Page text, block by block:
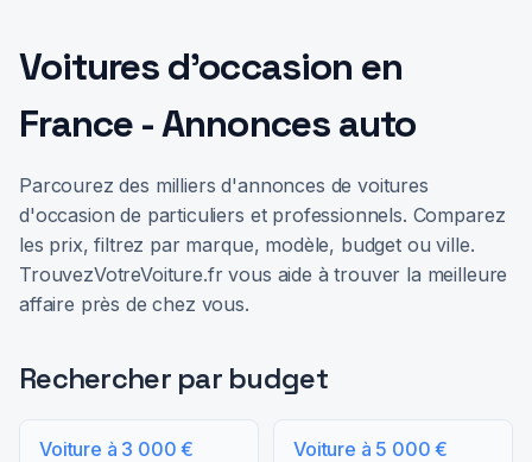
Voitures d'occasion en
France - Annonces auto
Parcourez des milliers d'annonces de voitures
d'occasion de particuliers et professionnels. Comparez
les prix, filtrez par marque, modèle, budget ou ville.
TrouvezVotreVoiture.fr vous aide à trouver la meilleure
affaire près de chez vous.
Rechercher par budget
Voiture à 3 000 € Voiture à 5 000 €